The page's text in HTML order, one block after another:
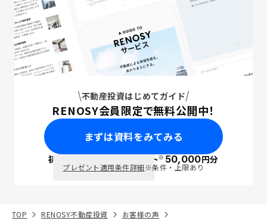
不動産投資はじめてガイド
RENOSY会員限定で無料公開中！
まずは資料をみてみる
初回面談で ポイント※50,000円分
プレゼント適用条件詳細※条件・上限あり
TOP RENOSY不動産投資
お客様の声